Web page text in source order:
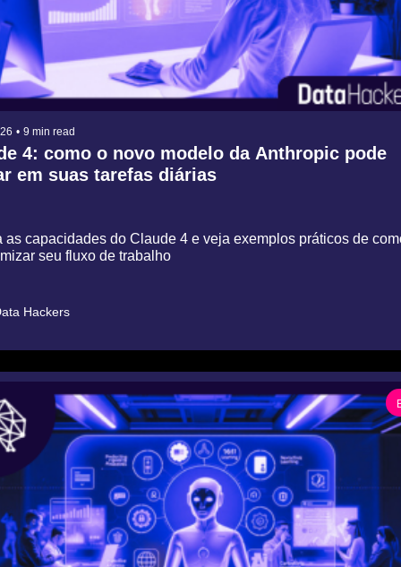
• 9 min read
4: como o novo modelo da Anthropic pode
em suas tarefas diárias
as capacidades do Claude 4 e veja exemplos práticos de
seu fluxo de trabalho
Hackers